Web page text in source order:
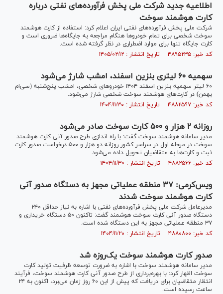
اطلاعیه جدید شرکت ملی پخش فرآورده‌های نفتی درباره
کارت هوشمند سوخت
شرکت ملی پخش فرآورده‌های نفتی ایران اعلام کرد: استفاده از کارت هوشمند
سوخت شخصی برای تمام خودرو‌ها هنگام مراجعه به جایگاه‌ها ضروری است و
کارت جایگاه تنها برای موارد اضطراری در نظر گرفته شده است.
کد خبر: ۴۸۹۵۲۳۵ تاریخ انتشار : ۱۴۰۵/۰۲/۱۲
سهمیه ۶۰ لیتری بنزین اسفند، امشب شارژ می‌شود
۶۰ لیتر سهمیه بنزین اسفند ۱۴۰۴ خودرو‌های شخصی، امشب پنج‌شنبه (سی‌ام
بهمن) در کارت‌های هوشمند سوخت شخصی شارژ می‌شود.
کد خبر: ۴۸۸۲۵۹۷ تاریخ انتشار : ۱۴۰۴/۱۱/۳۰
روزانه ۲ هزار و ۵۰۰ کارت سوخت صادر می‌شود
مدیر سامانه هوشمند سوخت گفت: با راه اندازی طرح صدور آنی کارت هوشمند
سوخت در مرحله اول در سراسر کشور روزانه دو هزار و ۵۰۰ درخواست صدور کارت
ثبت و کارت‌ها به متقاضیان تحویل داده می‌شود.
کد خبر: ۴۸۸۲۵۶۶ تاریخ انتشار : ۱۴۰۴/۱۱/۳۰
ویس‌کرمی: ۳۷ منطقه عملیاتی مجهز به دستگاه صدور آنی
کارت هوشمند سوخت شدند
مدیرعامل شرکت ملی پخش فرآورده‌های نفتی با اشاره به نیاز حداقل ۲۴۰
دستگاه صدور آنی کارت سوخت هوشمند گفت: تاکنون ۵۰ دستگاه خریداری و
۳۷ منطقه عملیاتی مجهز به این دستگاه شده است.
کد خبر: ۴۸۸۰۸۰۰ تاریخ انتشار : ۱۴۰۴/۱۱/۲۰
صدور کارت هوشمند سوخت یک‌روزه شد
مدیر سامانه هوشمند سوخت با اشاره به ضرورت توسعه ظرفیت تولید کارت
سوخت اظهار کرد: با بهره‌برداری از طرح صدور آنی کارت هوشمند سوخت، فرآیند
انتظار متقاضیان برای دریافت که پیش از این ۶۰ روز زمان می‌برد، اکنون به ۲۴
ساعت رسیده است.